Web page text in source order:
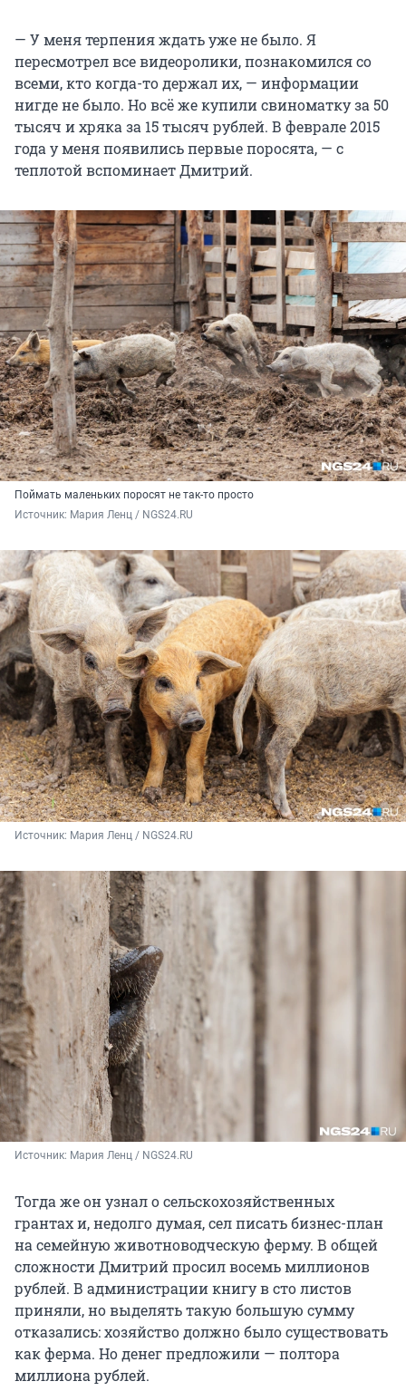
— У меня терпения ждать уже не было. Я
пересмотрел все видеоролики, познакомился со
всеми, кто когда-то держал их, — информации
нигде не было. Но всё же купили свиноматку за 50
тысяч и хряка за 15 тысяч рублей. В феврале 2015
года у меня появились первые поросята, — с
теплотой вспоминает Дмитрий.
Поймать маленьких поросят не так-то просто
Источник: Мария Ленц / NGS24.RU
Источник: Мария Ленц / NGS24.RU
Источник: Мария Ленц / NGS24.RU
Тогда же он узнал о сельскохозяйственных
грантах и, недолго думая, сел писать бизнес-план
на семейную животноводческую ферму. В общей
сложности Дмитрий просил восемь миллионов
рублей. В администрации книгу в сто листов
приняли, но выделять такую большую сумму
отказались: хозяйство должно было существовать
как ферма. Но денег предложили — полтора
миллиона рублей.